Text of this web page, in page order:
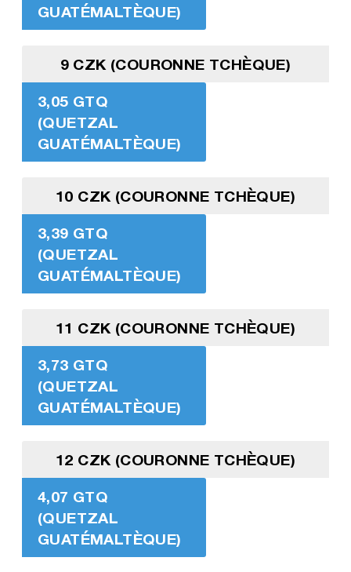
GUATÉMALTÈQUE)
9 CZK (COURONNE TCHÈQUE)
3,05 GTQ
(QUETZAL
GUATÉMALTÈQUE)
10 CZK (COURONNE TCHÈQUE)
3,39 GTQ
(QUETZAL
GUATÉMALTÈQUE)
11 CZK (COURONNE TCHÈQUE)
3,73 GTQ
(QUETZAL
GUATÉMALTÈQUE)
12 CZK (COURONNE TCHÈQUE)
4,07 GTQ
(QUETZAL
GUATÉMALTÈQUE)